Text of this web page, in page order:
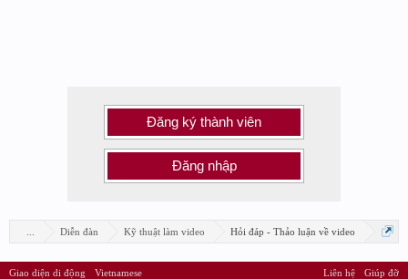
Đăng ký thành viên
Đăng nhập
Diễn đàn Kỹ thuật làm video Hỏi đáp - Thảo luận về video
Giao diện di động Vietnamese Liên hệ Giúp đỡ